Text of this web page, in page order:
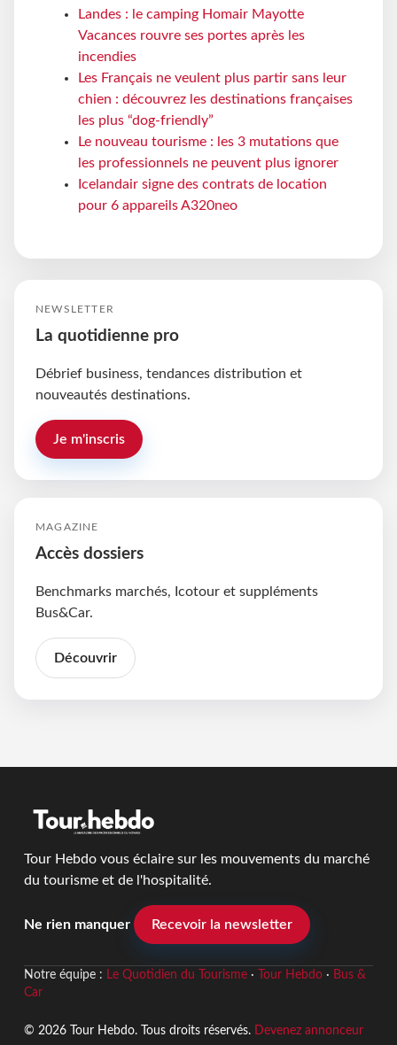
Landes : le camping Homair Mayotte
Vacances rouvre ses portes après les
incendies
Les Français ne veulent plus partir sans leur
chien : découvrez les destinations françaises
les plus “dog-friendly”
Le nouveau tourisme : les 3 mutations que
les professionnels ne peuvent plus ignorer
Icelandair signe des contrats de location
pour 6 appareils A320neo
NEWSLETTER
La quotidienne pro
Débrief business, tendances distribution et
nouveautés destinations.
Je m'inscris
MAGAZINE
Accès dossiers
Benchmarks marchés, Icotour et suppléments
Bus&Car.
Découvrir
Tour Hebdo vous éclaire sur les mouvements du marché
du tourisme et de l'hospitalité.
Ne rien manquer Recevoir la newsletter
Notre équipe : Le Quotidien du Tourisme· Tour Hebdo· Bus &
Car
© 2026 Tour Hebdo. Tous droits réservés. Devenez annonceur